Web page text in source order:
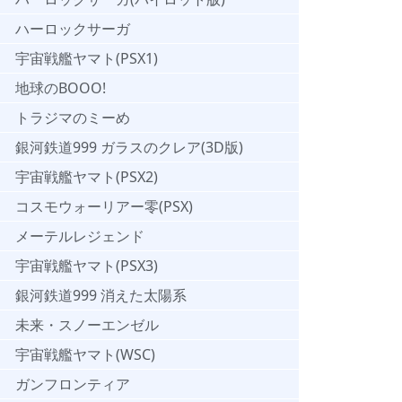
ハーロックサーガ
宇宙戦艦ヤマト(PSX1)
地球のBOOO!
トラジマのミーめ
銀河鉄道999 ガラスのクレア(3D版)
宇宙戦艦ヤマト(PSX2)
コスモウォーリアー零(PSX)
メーテルレジェンド
宇宙戦艦ヤマト(PSX3)
銀河鉄道999 消えた太陽系
未来・スノーエンゼル
宇宙戦艦ヤマト(WSC)
ガンフロンティア